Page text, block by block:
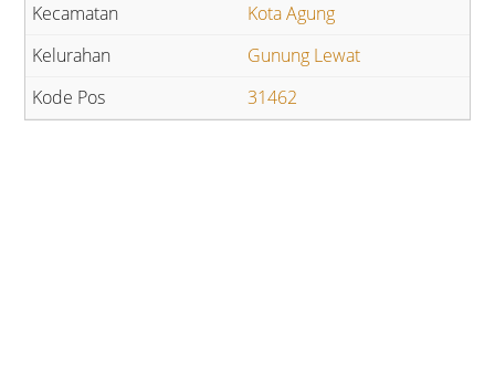
Kota Agung
Gunung Lewat
31462